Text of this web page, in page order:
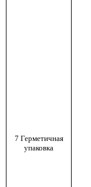
7 Герметичная
упаковка